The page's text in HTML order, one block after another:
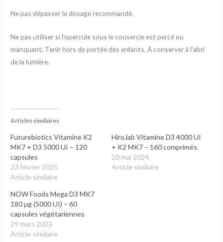
Ne pas dépasser le dosage recommandé.
Ne pas utiliser si l’opercule sous le couvercle est percé ou
manquant. Tenir hors de portée des enfants. À conserver à l’abri
de la lumière.
Articles similaires
Futurebiotics Vitamine K2
MK7 + D3 5000 UI – 120
capsules
23 février 2025
Article similaire
Hiro.lab Vitamine D3 4000 UI
+ K2 MK7 – 160 comprimés.
20 mai 2024
Article similaire
NOW Foods Mega D3 MK7
180 µg (5000 UI) – 60
capsules végétariennes
29 mars 2023
Article similaire